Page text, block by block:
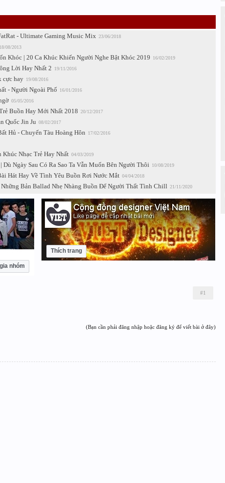
- Ultimate Gaming Music Mix 23/06/2018
18/08/2013
Khóc | 20 Ca Khúc Khiến Người Nghe Bật Khóc 2019 16/02/2019
Lời Hay Nhất 2 19/11/2016
cực hay 19/08/2016
- Người Ngoài Phố 16/01/2016
05/05/2016
Buồn Hay Mới Nhất 2018 20/12/2017
Quốc Jin Ju 08/02/2017
Hủ - Chuyến Tàu Hoàng Hôn 17/02/2016
Nhạc Trẻ Hay Nhất 04/03/2019
Ngày Sau Có Ra Sao Ta Vẫn Muốn Bên Người Thôi 10/08/2019
Hát Hay Về Tình Yêu Buồn Rơi Nước Mắt 04/04/2018
Bản Ballad Nhẹ Nhàng Buồn Để Người Thất Tình Chill 21/11/2020
nhóm
Thích trang
#1
(Bạn cần phải đăng nhập hoặc đăng ký để viết bài ở đây)